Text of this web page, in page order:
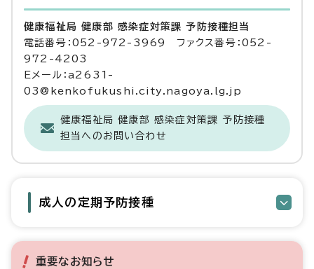
健康福祉局 健康部 感染症対策課 予防接種担当
電話番号：052-972-3969 ファクス番号：052-
972-4203
Eメール：a2631-
03@kenkofukushi.city.nagoya.lg.jp
健康福祉局 健康部 感染症対策課 予防接種
担当へのお問い合わせ
成人の定期予防接種
重要なお知らせ